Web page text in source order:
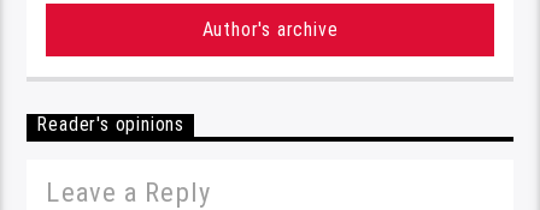
Author's archive
Reader's opinions
Leave a Reply